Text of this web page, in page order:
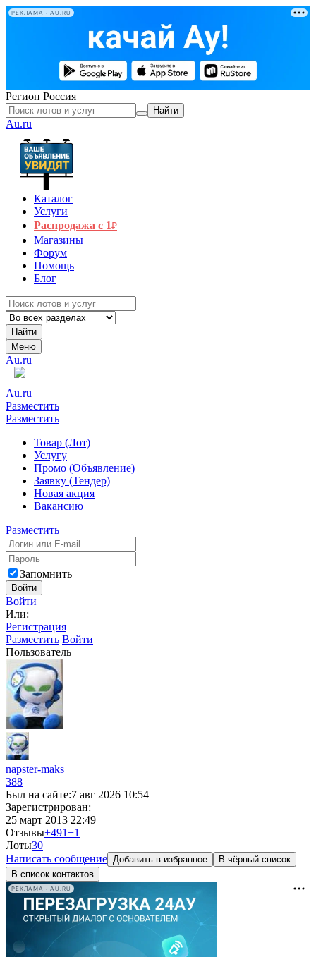
РЕКЛАМА • AU.RU
Регион Россия
Найти
Au.ru
Каталог
Услуги
Распродажа с 1₽
Магазины
Форум
Помощь
Блог
Найти
Меню
Au.ru
Au.ru
Разместить
Разместить
Товар (Лот)
Услугу
Промо (Объявление)
Заявку (Тендер)
Новая акция
Вакансию
Разместить
Запомнить
Войти
Войти
Или:
Регистрация
Разместить Войти
Пользователь
napster-maks
388
Был на сайте:7 авг 2026 10:54
Зарегистрирован:
25 март 2013 22:49
Отзывы+491−1
Лоты30
Написать сообщение Добавить в избранное
В чёрный список
В список контактов
РЕКЛАМА • AU.RU